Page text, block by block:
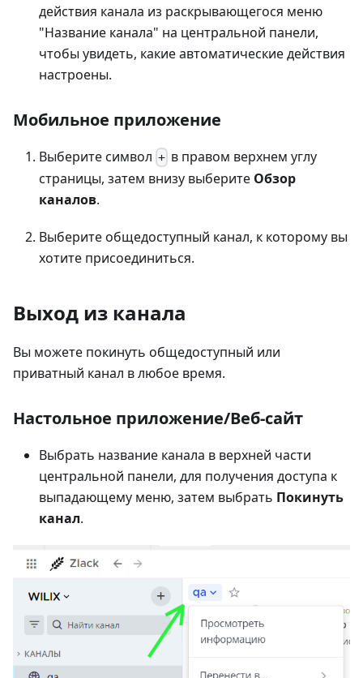
действия канала из раскрывающегося меню
"Название канала" на центральной панели,
чтобы увидеть, какие автоматические действия
настроены.
Мобильное приложение
Выберите символ + в правом верхнем углу
страницы, затем внизу выберите Обзор
каналов.
Выберите общедоступный канал, к которому вы
хотите присоединиться.
Выход из канала
Вы можете покинуть общедоступный или
приватный канал в любое время.
Настольное приложение/Веб-сайт
Выбрать название канала в верхней части
центральной панели, для получения доступа к
выпадающему меню, затем выбрать Покинуть
канал.